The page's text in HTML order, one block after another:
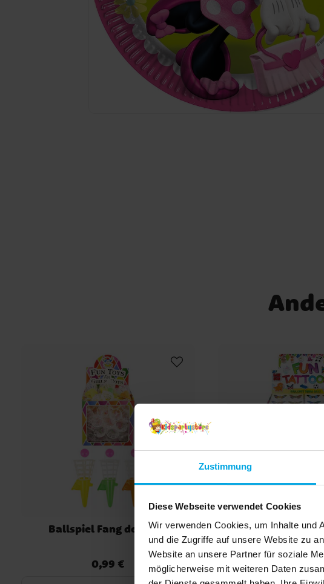
Zustimmung
Diese Webseite verwendet Cookies
Wir verwenden Cookies, um Inhalte und
und die Zugriffe auf unsere Website zu
Website an unsere Partner für soziale
möglicherweise mit weiteren Daten
Ballspiel Fang den Ball
Preis:0,99 €
0,99 €
Tattoos
0,49 €